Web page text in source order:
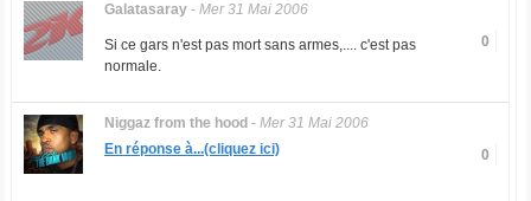
Galatasaray- Mer 31 Mai 2006
0
Si ce gars n'est pas mort sans armes,.... c'est pas
normale.
Niggaz from the hood - Mer 31 Mai 2006
0
En réponse à...(cliquez ici)